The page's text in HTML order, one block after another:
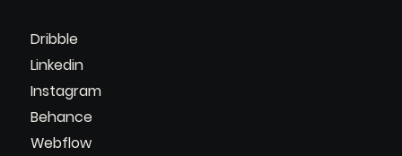
Dribble
Linkedin
Instagram
Behance
Webflow